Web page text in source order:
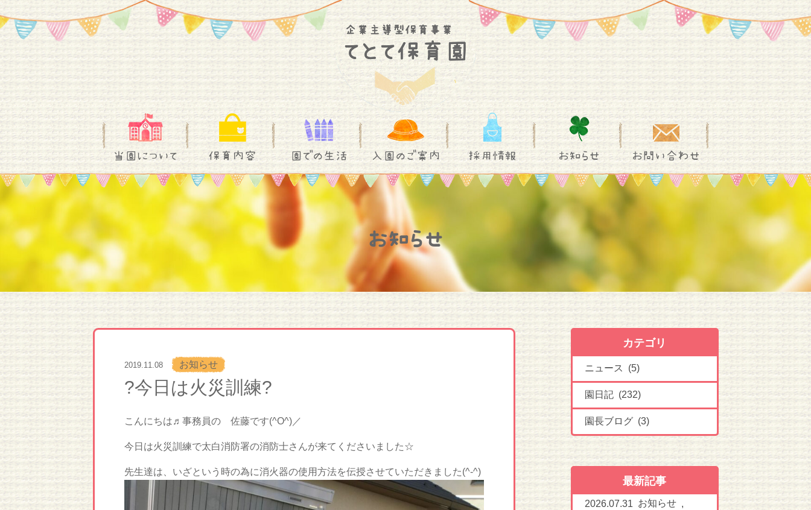
当園について 保育内容 園での生活 入園のご案内 採用情報 お知らせ お問い合わせ
お知らせ
2019.11.08 お知らせ
?今日は火災訓練?
こんにちは♬事務員の 佐藤です(^O^)／
今日は火災訓練で太白消防署の消防士さんが来てくださいました☆
先生達は、いざという時の為に消火器の使用方法を伝授させていただきました(^-^)
カテゴリ
ニュース (5)
園日記 (232)
園長ブログ (3)
最新記事
2026.07.31 お知らせ ,